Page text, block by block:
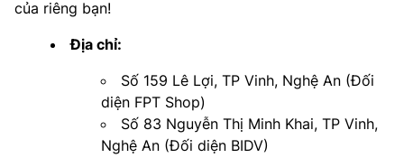
của riêng bạn!
Địa chỉ:
Số 159 Lê Lợi, TP Vinh, Nghệ An (Đối
diện FPT Shop)
Số 83 Nguyễn Thị Minh Khai, TP Vinh,
Nghệ An (Đối diện BIDV)